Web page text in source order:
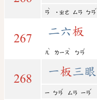
ㄢ
ˋ
˙ㄓㄜ ㄙㄢ ㄅㄢ
ˇ
267
二六板
ㄦ
ˋ
ㄌㄧㄡ
ˋ
ㄅㄢ
ˇ
268
一板 三眼
ㄧ ㄅㄢ
ˇ
ㄙㄢ ㄧㄢ
ˇ